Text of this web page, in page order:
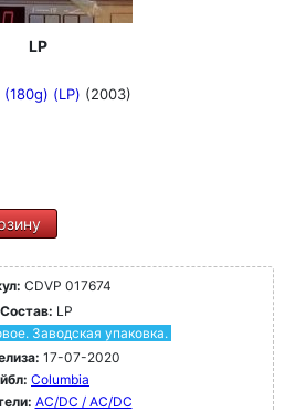
LP
(LP) (2003)
CDVP 017674
Состав: LP
Заводская упаковка.
17-07-2020
Columbia
AC/DC / AC/DC